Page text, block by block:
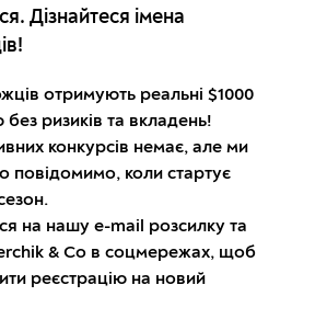
Дізнайтеся імена
отримують реальні $1000
без ризиків та вкладень!
конкурсів немає, але ми
повідомимо, коли стартує
на нашу e-mail розсилку та
& Co в соцмережах, щоб
реєстрацію на новий